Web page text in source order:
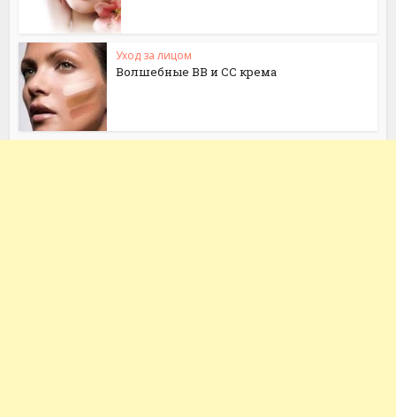
Уход за лицом
Волшебные ВВ и СС крема